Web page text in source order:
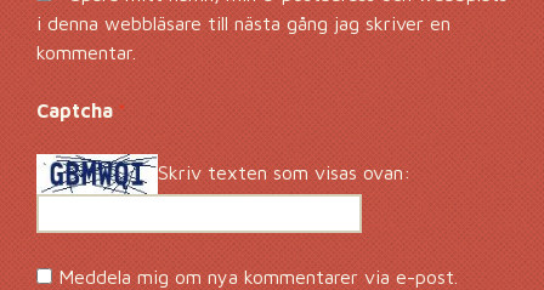
i denna webbläsare till nästa gång jag skriver en
kommentar.
Captcha *
Skriv texten som visas ovan:
Meddela mig om nya kommentarer via e-post.